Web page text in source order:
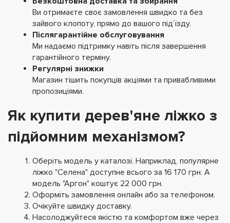
Ви отримаєте своє замовлення швидко та без
зайвого клопоту, прямо до вашого під’їзду.
Післягарантійне обслуговування
Ми надаємо підтримку навіть після завершення
гарантійного терміну.
Регулярні знижки
Магазин тішить покупців акціями та привабливими
пропозиціями.
Як купити дерев'яне ліжко з
підйомним механізмом?
Оберіть модель у каталозі. Наприклад, популярне
ліжко "Селена" доступне всього за 16 170 грн. А
модель "Аргон" коштує 22 000 грн.
Оформіть замовлення онлайн або за телефоном.
Очікуйте швидку доставку.
Насолоджуйтеся якістю та комфортом вже через